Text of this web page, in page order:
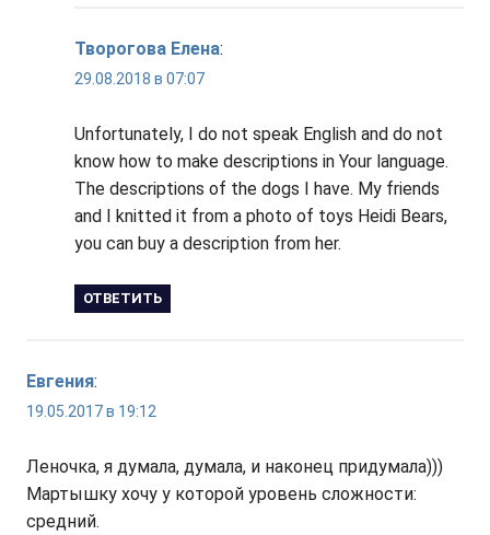
Творогова Елена:
29.08.2018 в 07:07
Unfortunately, I do not speak English and do not
know how to make descriptions in Your language.
The descriptions of the dogs I have. My friends
and I knitted it from a photo of toys Heidi Bears,
you can buy a description from her.
ОТВЕТИТЬ
Евгения:
19.05.2017 в 19:12
Леночка, я думала, думала, и наконец придумала)))
Мартышку хочу у которой уровень сложности:
средний.